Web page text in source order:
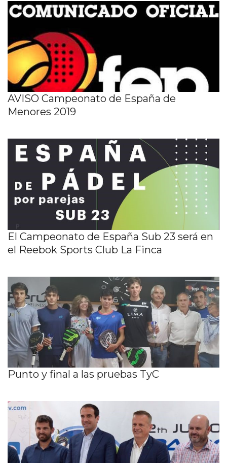
AVISO Campeonato de España de
Menores 2019
El Campeonato de España Sub 23 será en
el Reebok Sports Club La Finca
Punto y final a las pruebas TyC